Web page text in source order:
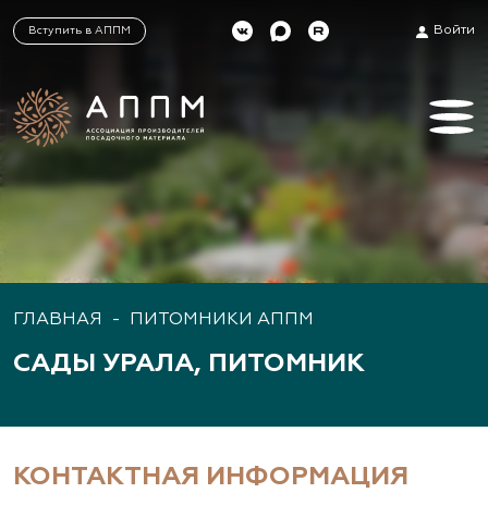
Вступить в АППМ Войти
ГЛАВНАЯ - ПИТОМНИКИ АППМ
САДЫ УРАЛА, ПИТОМНИК
КОНТАКТНАЯ ИНФОРМАЦИЯ